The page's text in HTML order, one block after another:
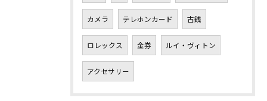
カメラ テレホンカード 古銭
ロレックス 金券 ルイ・ヴィトン
アクセサリー